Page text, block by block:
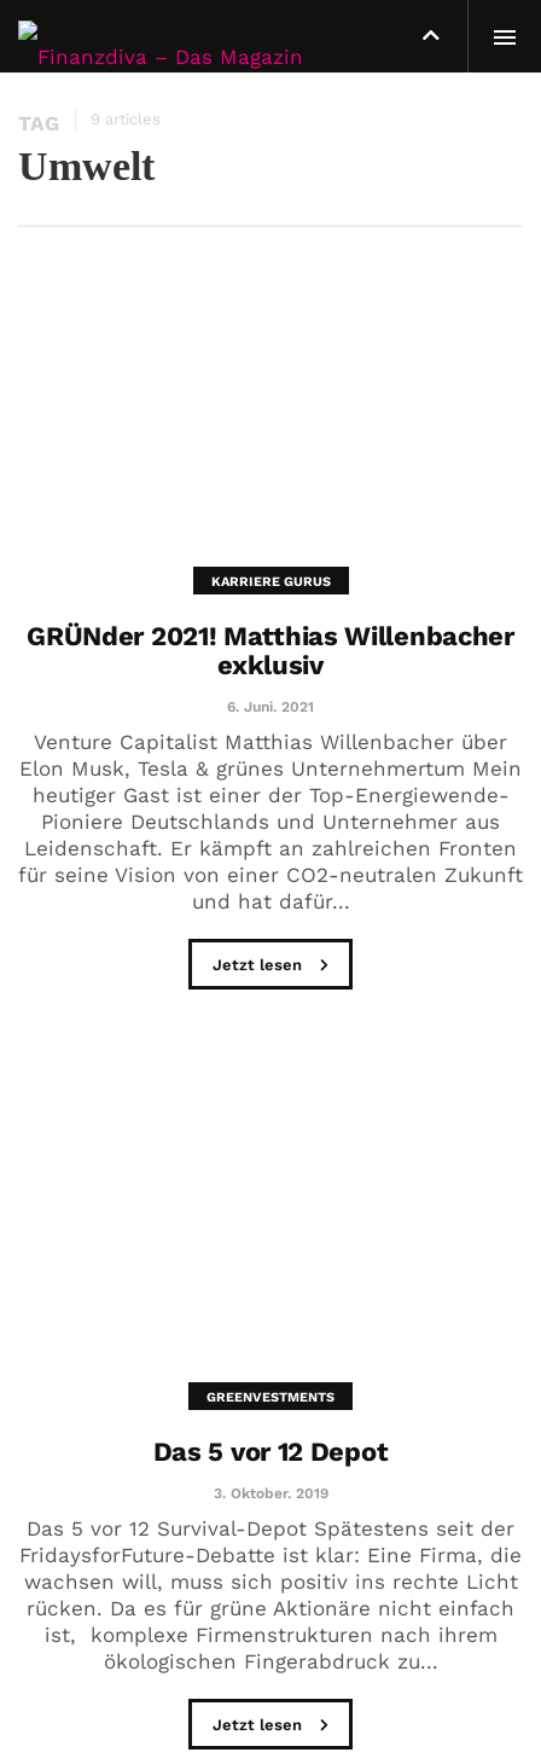
TAG 9 articles
Umwelt
KARRIERE GURUS
GRÜNder 2021! Matthias Willenbacher
exklusiv
6. Juni. 2021
Venture Capitalist Matthias Willenbacher über
Elon Musk, Tesla & grünes Unternehmertum Mein
heutiger Gast ist einer der Top-Energiewende-
Pioniere Deutschlands und Unternehmer aus
Leidenschaft. Er kämpft an zahlreichen Fronten
für seine Vision von einer CO2-neutralen Zukunft
und hat dafür...
Jetzt lesen
GREENVESTMENTS
Das 5 vor 12 Depot
3. Oktober. 2019
Das 5 vor 12 Survival-Depot Spätestens seit der
FridaysforFuture-Debatte ist klar: Eine Firma, die
wachsen will, muss sich positiv ins rechte Licht
rücken. Da es für grüne Aktionäre nicht einfach
ist, komplexe Firmenstrukturen nach ihrem
ökologischen Fingerabdruck zu...
Jetzt lesen